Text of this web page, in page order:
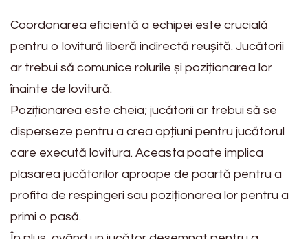
Coordonarea eficientă a echipei este crucială
pentru o lovitură liberă indirectă reușită. Jucătorii
ar trebui să comunice rolurile și poziționarea lor
înainte de lovitură.
Poziționarea este cheia; jucătorii ar trebui să se
disperseze pentru a crea opțiuni pentru jucătorul
care execută lovitura. Aceasta poate implica
plasarea jucătorilor aproape de poartă pentru a
profita de respingeri sau poziționarea lor pentru a
primi o pasă.